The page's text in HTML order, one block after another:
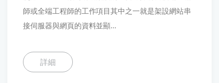
師或全端工程師的工作項目其中之一就是架設網站串
接伺服器與網頁的資料並顯...
詳細